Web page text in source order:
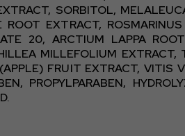
SORBITOL,
EXTRACT,
20, ARCTIUM LAPPA
MILLEFOLIUM
FRUIT EXTRACT, VITIS
PROPYLPARABEN,